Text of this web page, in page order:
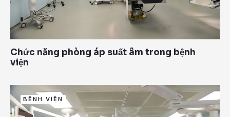
Chức năng phòng áp suất âm trong bệnh
viện
BỆNH VIỆN